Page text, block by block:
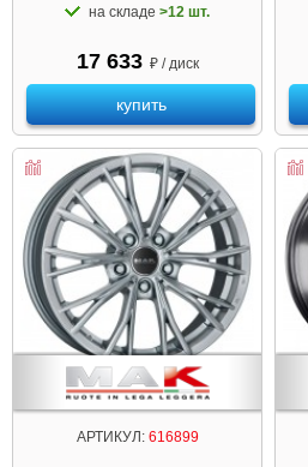
на складе >12 шт.
17 633 ₽ / диск
купить
АРТИКУЛ:616899